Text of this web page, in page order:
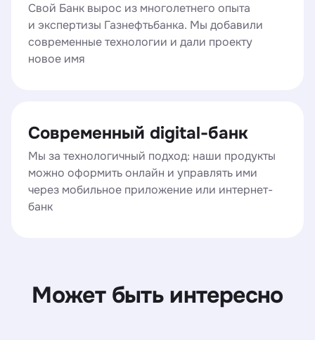
Свой Банк вырос из многолетнего опыта
и экспертизы Газнефтьбанка. Мы добавили
современные технологии и дали проекту
новое имя
Современный digital-банк
Мы за технологичный подход: наши продукты
можно оформить онлайн и управлять ими
через мобильное приложение или интернет-
банк
Может быть интересно